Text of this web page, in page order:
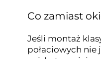
Co zamiast
Jeśli montaż
połaciowych nie